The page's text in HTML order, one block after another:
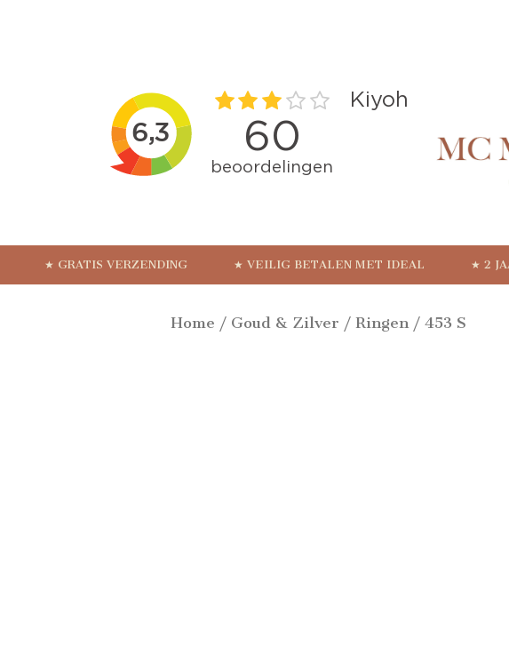
★ GRATIS VERZENDING ★ VEILIG BETALEN MET IDEAL ★ 2
Home / Goud & Zilver / Ringen/ 453 S